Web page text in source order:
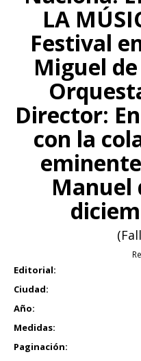
LA
Festival
Miguel
Director:
con la
Manuel
Editorial:
Ciudad:
Año:
Medidas:
Paginación: